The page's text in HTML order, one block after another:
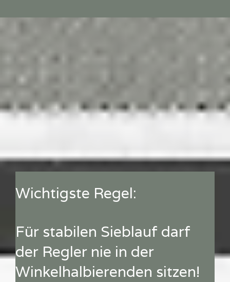
Wichtigste Regel:
Für stabilen Sieblauf darf
der Regler nie in der
Winkelhalbierenden sitzen!